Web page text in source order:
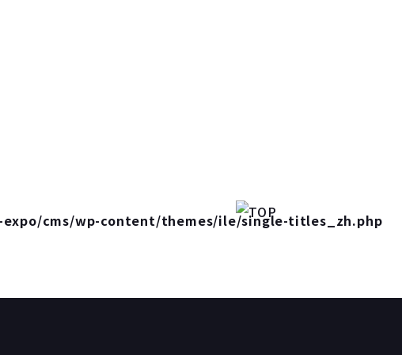
cms/wp-content/themes/ile/single-titles_zh.php